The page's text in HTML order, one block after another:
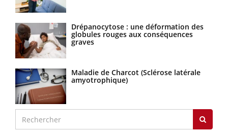
Drépanocytose : une déformation des
globules rouges aux conséquences
graves
Maladie de Charcot (Sclérose latérale
amyotrophique)